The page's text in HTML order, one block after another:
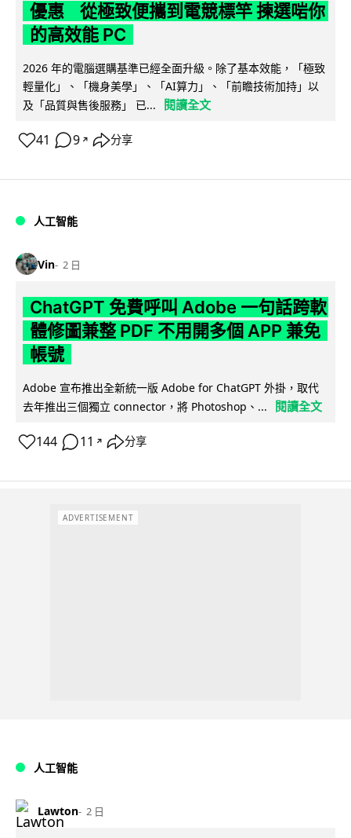
優惠 從極致便攜到電競標竿 揀選啱你
的高效能 PC
2026 年的電腦選購基準已經全面升級。除了基本效能，「極致
輕量化」、「機身美學」、「AI算力」、「前瞻技術加持」以
及「品質與售後服務」 已...
閱讀全文
41 9 ↗ 分享
人工智能
Vin 2 日
ChatGPT 免費呼叫 Adobe 一句話跨軟
體修圖兼整 PDF 不用開多個 APP 兼免
帳號
Adobe 宣布推出全新統一版 Adobe for ChatGPT 外掛，取代
去年推出三個獨立 connector，將 Photoshop、...
閱讀全文
144 11 ↗ 分享
ADVERTISEMENT
人工智能
Lawton 2 日